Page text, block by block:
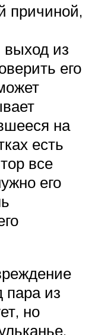
причиной,
выход из
его
на
есть
все
его
из
но